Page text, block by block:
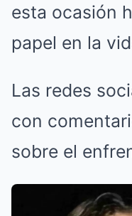
esta ocasión
papel en la
Las redes
con
sobre el